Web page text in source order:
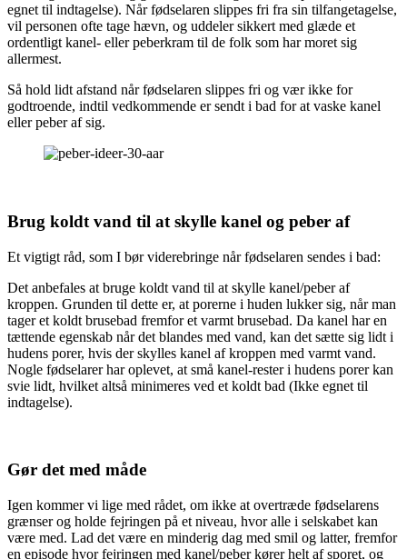
egnet til indtagelse). Når fødselaren slippes fri fra sin tilfangetagelse,
vil personen ofte tage hævn, og uddeler sikkert med glæde et
ordentligt kanel- eller peberkram til de folk som har moret sig
allermest.
Så hold lidt afstand når fødselaren slippes fri og vær ikke for
godtroende, indtil vedkommende er sendt i bad for at vaske kanel
eller peber af sig.
Brug koldt vand til at skylle kanel og peber af
Et vigtigt råd, som I bør viderebringe når fødselaren sendes i bad:
Det anbefales at bruge koldt vand til at skylle kanel/peber af
kroppen. Grunden til dette er, at porerne i huden lukker sig, når man
tager et koldt brusebad fremfor et varmt brusebad. Da kanel har en
tættende egenskab når det blandes med vand, kan det sætte sig lidt i
hudens porer, hvis der skylles kanel af kroppen med varmt vand.
Nogle fødselarer har oplevet, at små kanel-rester i hudens porer kan
svie lidt, hvilket altså minimeres ved et koldt bad (Ikke egnet til
indtagelse).
Gør det med måde
Igen kommer vi lige med rådet, om ikke at overtræde fødselarens
grænser og holde fejringen på et niveau, hvor alle i selskabet kan
være med. Lad det være en minderig dag med smil og latter, fremfor
en episode hvor fejringen med kanel/peber kører helt af sporet, og